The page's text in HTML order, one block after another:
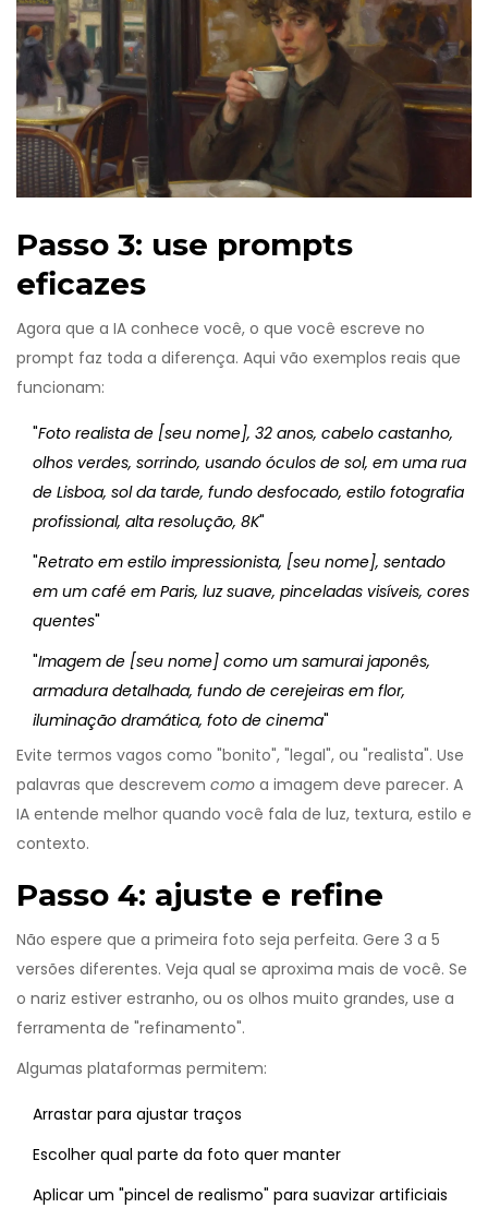
Passo 3: use prompts
eficazes
Agora que a IA conhece você, o que você escreve no
prompt faz toda a diferença. Aqui vão exemplos reais que
funcionam:
"Foto realista de [seu nome], 32 anos, cabelo castanho,
olhos verdes, sorrindo, usando óculos de sol, em uma rua
de Lisboa, sol da tarde, fundo desfocado, estilo fotografia
profissional, alta resolução, 8K"
"Retrato em estilo impressionista, [seu nome], sentado
em um café em Paris, luz suave, pinceladas visíveis, cores
quentes"
"Imagem de [seu nome] como um samurai japonês,
armadura detalhada, fundo de cerejeiras em flor,
iluminação dramática, foto de cinema"
Evite termos vagos como "bonito", "legal", ou "realista". Use
palavras que descrevem como a imagem deve parecer. A
IA entende melhor quando você fala de luz, textura, estilo e
contexto.
Passo 4: ajuste e refine
Não espere que a primeira foto seja perfeita. Gere 3 a 5
versões diferentes. Veja qual se aproxima mais de você. Se
o nariz estiver estranho, ou os olhos muito grandes, use a
ferramenta de "refinamento".
Algumas plataformas permitem:
Arrastar para ajustar traços
Escolher qual parte da foto quer manter
Aplicar um "pincel de realismo" para suavizar artificiais